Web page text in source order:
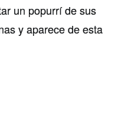
un popurrí­ de sus
y aparece de esta